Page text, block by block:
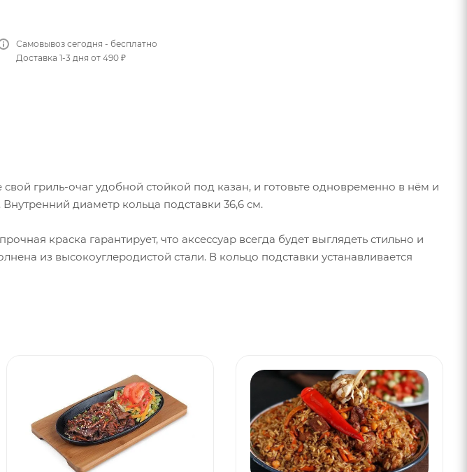
Самовывоз сегодня - бесплатно
Доставка 1-3 дня от 490 ₽
гриль-очаг удобной стойкой под казан, и готовьте одновременно в нём и
диаметр кольца подставки 36,6 см.
краска гарантирует, что аксессуар всегда будет выглядеть стильно и
из высокоуглеродистой стали. В кольцо подставки устанавливается